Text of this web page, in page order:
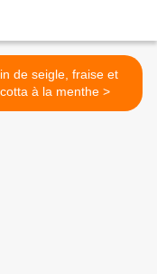
de seigle, fraise et
ricotta à la menthe >